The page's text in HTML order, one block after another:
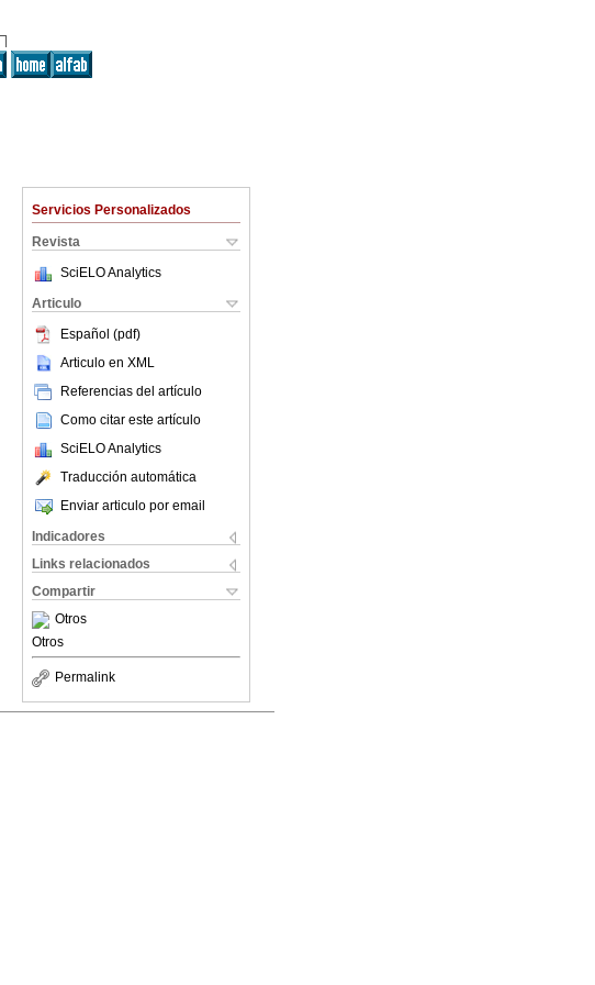
Servicios Personalizados
Revista
SciELO Analytics
Articulo
Español (pdf)
Articulo en XML
Referencias del artículo
Como citar este artículo
SciELO Analytics
Traducción automática
Enviar articulo por email
Indicadores
Links relacionados
Compartir
Otros
Otros
Permalink